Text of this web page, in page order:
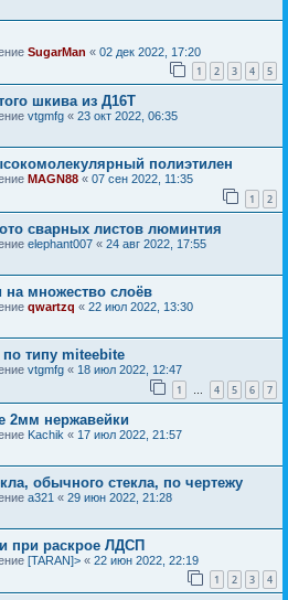
SugarMan « 02 дек 2022, 17:20
1 2 3 4 5
шкива из Д16Т
vtgmfg « 23 окт 2022, 06:35
полиэтилен
MAGN88 « 07 сен 2022, 11:35
1 2
сварных листов люминтия
elephant007 « 24 авг 2022, 17:55
на множество слоёв
qwartzq « 22 июл 2022, 13:30
типу miteebite
vtgmfg « 18 июл 2022, 12:47
1 4 5 6 7
2мм нержавейки
Kachik « 17 июл 2022, 21:57
обычного стекла, по чертежу
a321 « 29 июн 2022, 21:28
при раскрое ЛДСП
[TARAN]> « 22 июн 2022, 22:19
1 2 3 4